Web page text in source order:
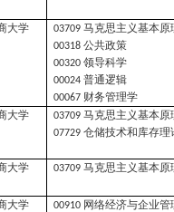
大学 03709马克思主义基本原
00318公共政策
00320领导科学
00024普通逻辑
00067 财务管理学
大学 03709马克思主义基本原
07729仓储技术和库存理
大学 03709马克思主义基本原
大学 00910 网络经济与企业管